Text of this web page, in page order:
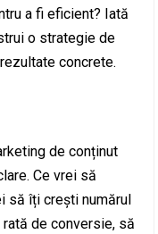
a fi eficient? Iată
o strategie de
concrete.
de conținut
Ce vrei să
să îți crești numărul
de conversie, să